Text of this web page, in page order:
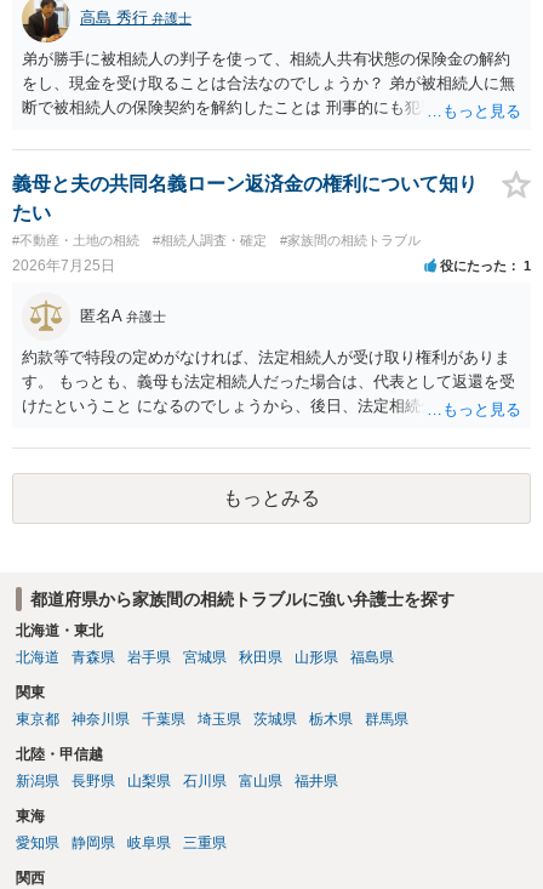
高島 秀行 弁護士
弟が勝手に被相続人の判子を使って、相続人共有状態の保険金の解約
をし、現金を受け取ることは合法なのでしょうか？ 弟が被相続人に無
断で被相続人の保険契約を解約したことは 刑事的にも犯罪となる可能
された書類のコピーを取得して、弁護士に面談で詳しい事情を話して
相談 されたら良いと思います。
義母と夫の共同名義ローン返済金の権利について知り
たい
#不動産・土地の相続 #相続人調査・確定 #家族間の相続トラブル
2026年7月25日 役にたった 1
匿名A 弁護士
約款等で特段の定めがなければ、法定相続人が受け取り権利がありま
す。 もっとも、義母も法定相続人だった場合は、代表として返還を受
けたということ になるのでしょうから、後日、法定相続分に基づいて
もっとみる
都道府県から家族間の相続トラブルに強い弁護士を探す
北海道・東北
北海道
青森県 岩手県 宮城県 秋田県 山形県 福島県
関東
東京都
神奈川県 千葉県 埼玉県 茨城県 栃木県 群馬県
北陸・甲信越
新潟県
長野県 山梨県 石川県 富山県 福井県
東海
愛知県
静岡県 岐阜県 三重県
関西